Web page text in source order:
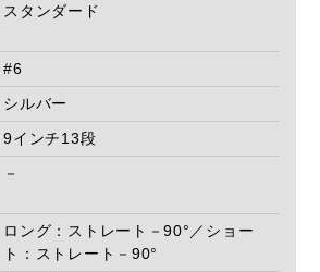
スタンダード
#6
シルバー
9インチ13段
－
ロング：ストレート－90°／ショー
ト：ストレート－90°